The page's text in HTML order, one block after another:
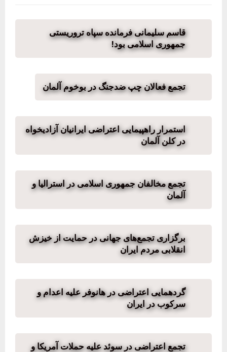
قاسم سلیمانی فرمانده سپاه تروریستی
جمهوری اسلامی بود!
تجمع فعالان چپ ضدجنگ در بوخوم آلمان
استمرار راهپیمایی اعتراضی ایرانیان آزادیخواه
در کلن آلمان
تجمع مخالفان جمهوری اسلامی در استرالیا و
آلمان
برگزاری تجمع‌های جهانی در حمایت از خیزش
انقلابی مردم ایران
گردهمایی اعتراضی در هانوفر علیه اعدام و
سرکوب در ایران
تجمع اعتراضی در سوئد علیه حملات آمریکا و